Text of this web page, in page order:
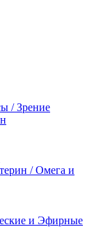
/ Зрение
/ Омега и
и Эфирные